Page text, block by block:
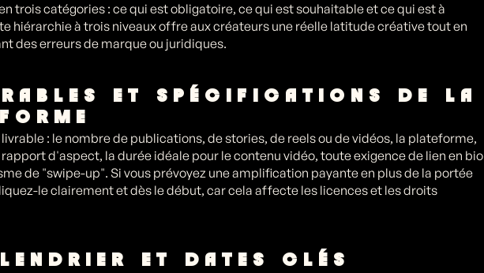
trois catégories : ce qui est obligatoire, ce qui est souhaitable et ce qui est à
hiérarchie à trois niveaux offre aux créateurs une réelle latitude créative tout en
des erreurs de marque ou juridiques.
ET SPÉCIFICATIONS DE LA
: le nombre de publications, de stories, de reels ou de vidéos, la plateforme,
d'aspect, la durée idéale pour le contenu vidéo, toute exigence de lien en bio
de "swipe-up". Si vous prévoyez une amplification payante en plus de la portée
le clairement et dès le début, car cela affecte les licences et les droits
ET DATES CLÉS